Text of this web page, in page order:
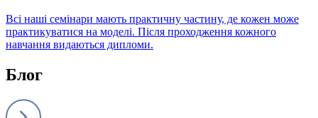
Всі наші семінари мають практичну частину, де кожен може
практикуватися на моделі. Після проходження кожного
навчання видаються дипломи.
Блог